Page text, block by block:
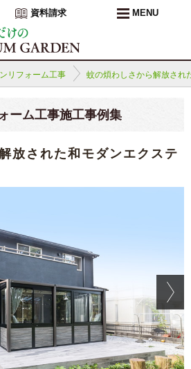
資料請求 MENU
リフォーム工事 蚊の煩わしさから解放され
ーム工事施工事例集
放された和モダンエクステ